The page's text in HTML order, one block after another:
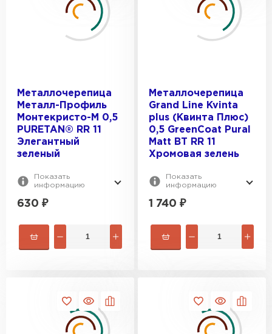
Металлочерепица
Металл-Профиль
Монтекристо-M 0,5
PURETAN® RR 11
Элегантный
зеленый
Показать
информацию
630 ₽
Металлочерепица
Grand Line Kvinta
plus (Квинта Плюс)
0,5 GreenCoat Pural
Matt BT RR 11
Хромовая зелень
Показать
информацию
1 740 ₽
Штакетник